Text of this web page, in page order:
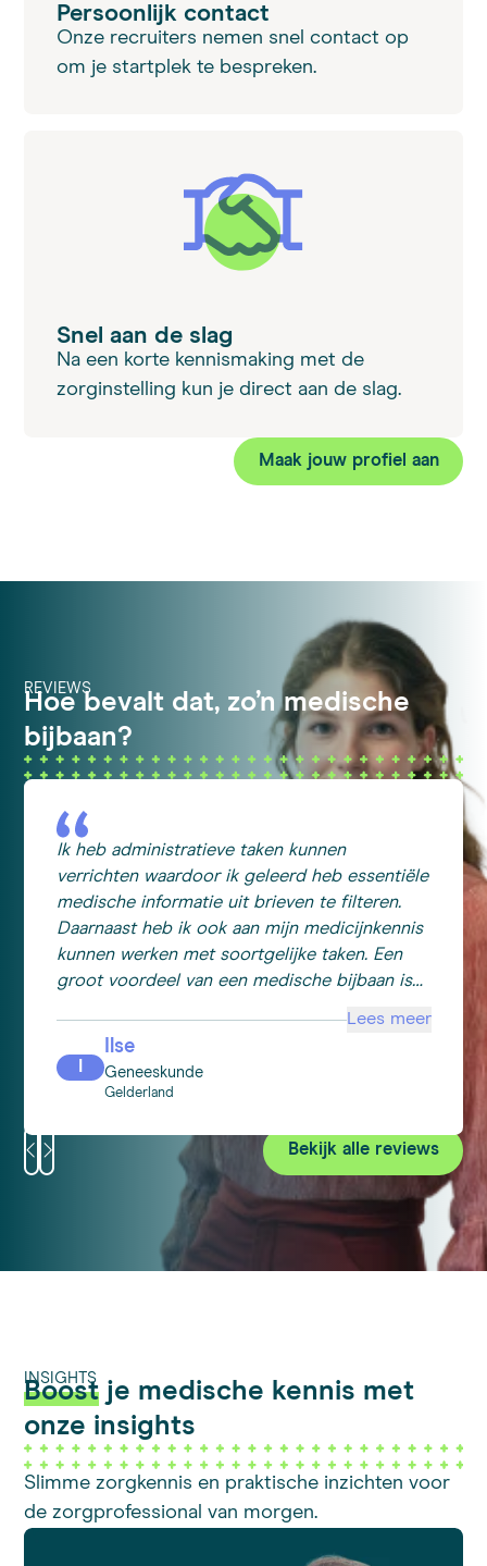
Persoonlijk contact
Onze recruiters nemen snel contact op
om je startplek te bespreken.
Snel aan de slag
Na een korte kennismaking met de
zorginstelling kun je direct aan de slag.
Maak jouw profiel aan
REVIEWS
Hoe bevalt dat, zo’n medische
bijbaan?
Ik heb administratieve taken kunnen
verrichten waardoor ik geleerd heb essentiële
medische informatie uit brieven te filteren.
Daarnaast heb ik ook aan mijn medicijnkennis
kunnen werken met soortgelijke taken. Een
groot voordeel van een medische bijbaan is
krijgen voor je eigen studie. Ik ben tevreden
over Medigo. Snelle schakeling en goed
contact.
Lees meer
Ilse
Geneeskunde
Gelderland
Bekijk alle reviews
INSIGHTS
Boost je medische kennis met
onze insights
Slimme zorgkennis en praktische inzichten voor
de zorgprofessional van morgen.